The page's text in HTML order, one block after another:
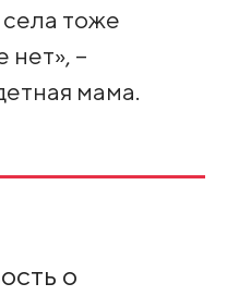
тоже
нет», –
мама.
о